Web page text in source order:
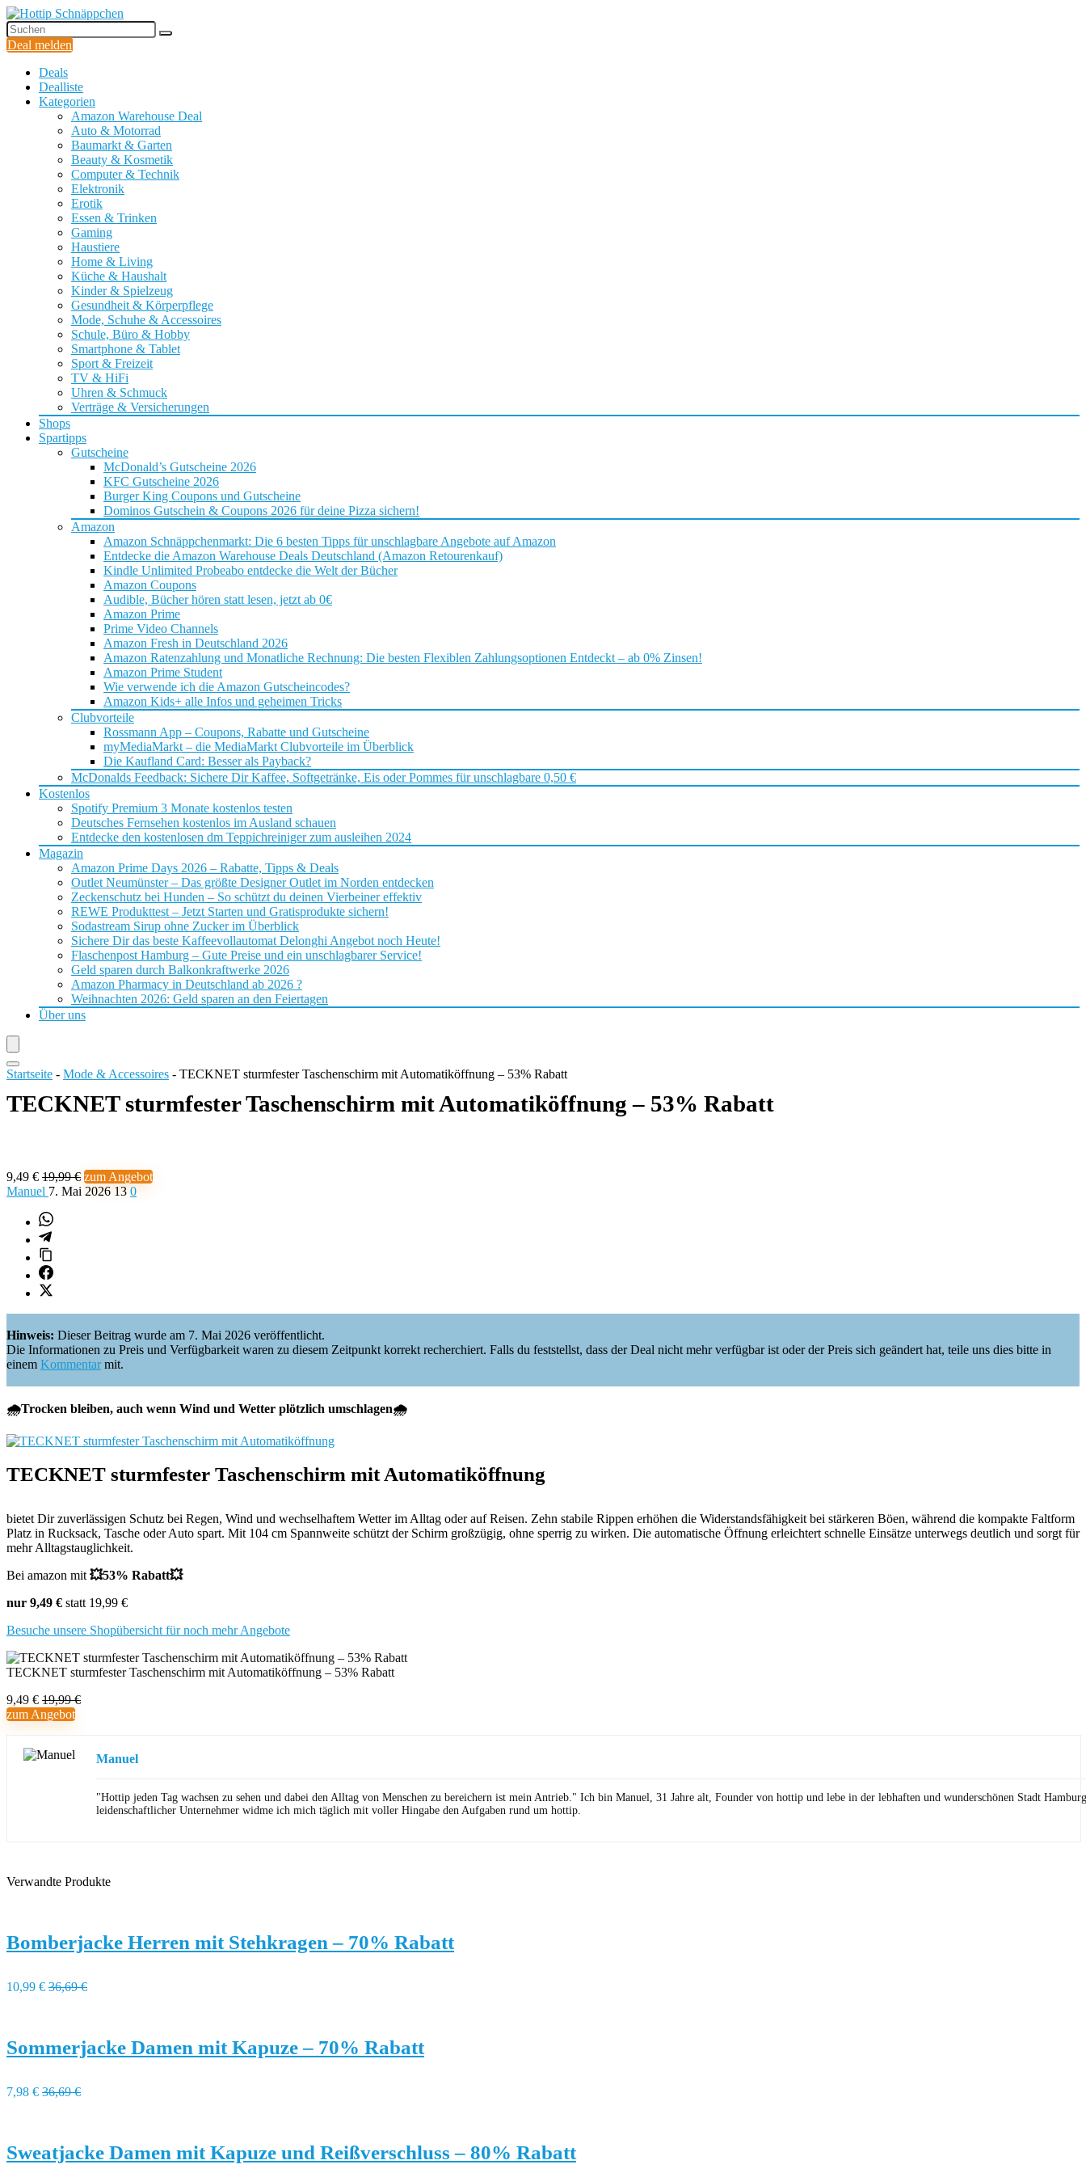
Deal melden
Deals
Dealliste
Kategorien
Amazon Warehouse Deal
Auto & Motorrad
Baumarkt & Garten
Beauty & Kosmetik
Computer & Technik
Elektronik
Erotik
Essen & Trinken
Gaming
Haustiere
Home & Living
Küche & Haushalt
Kinder & Spielzeug
Gesundheit & Körperpflege
Mode, Schuhe & Accessoires
Schule, Büro & Hobby
Smartphone & Tablet
Sport & Freizeit
TV & HiFi
Uhren & Schmuck
Verträge & Versicherungen
Shops
Spartipps
Gutscheine
McDonald’s Gutscheine 2026
KFC Gutscheine 2026
Burger King Coupons und Gutscheine
Dominos Gutschein & Coupons 2026 für deine Pizza sichern!
Amazon
Amazon Schnäppchenmarkt: Die 6 besten Tipps für unschlagbare Angebote auf Amazon
Entdecke die Amazon Warehouse Deals Deutschland (Amazon Retourenkauf)
Kindle Unlimited Probeabo entdecke die Welt der Bücher
Amazon Coupons
Audible, Bücher hören statt lesen, jetzt ab 0€
Amazon Prime
Prime Video Channels
Amazon Fresh in Deutschland 2026
Amazon Ratenzahlung und Monatliche Rechnung: Die besten Flexiblen Zahlungsoptionen Entdeckt – ab 0% Zinsen!
Amazon Prime Student
Wie verwende ich die Amazon Gutscheincodes?
Amazon Kids+ alle Infos und geheimen Tricks
Clubvorteile
Rossmann App – Coupons, Rabatte und Gutscheine
myMediaMarkt – die MediaMarkt Clubvorteile im Überblick
Die Kaufland Card: Besser als Payback?
McDonalds Feedback: Sichere Dir Kaffee, Softgetränke, Eis oder Pommes für unschlagbare 0,50 €
Kostenlos
Spotify Premium 3 Monate kostenlos testen
Deutsches Fernsehen kostenlos im Ausland schauen
Entdecke den kostenlosen dm Teppichreiniger zum ausleihen 2024
Magazin
Amazon Prime Days 2026 – Rabatte, Tipps & Deals
Outlet Neumünster – Das größte Designer Outlet im Norden entdecken
Zeckenschutz bei Hunden – So schützt du deinen Vierbeiner effektiv
REWE Produkttest – Jetzt Starten und Gratisprodukte sichern!
Sodastream Sirup ohne Zucker im Überblick
Sichere Dir das beste Kaffeevollautomat Delonghi Angebot noch Heute!
Flaschenpost Hamburg – Gute Preise und ein unschlagbarer Service!
Geld sparen durch Balkonkraftwerke 2026
Amazon Pharmacy in Deutschland ab 2026 ?
Weihnachten 2026: Geld sparen an den Feiertagen
Über uns
Startseite - Mode & Accessoires - TECKNET sturmfester Taschenschirm mit Automatiköffnung – 53% Rabatt
TECKNET sturmfester Taschenschirm mit Automatiköffnung – 53% Rabatt
9,49 € 19,99 € zum Angebot
Manuel 7. Mai 2026 13 0
Hinweis: Dieser Beitrag wurde am 7. Mai 2026 veröffentlicht.
Die Informationen zu Preis und Verfügbarkeit waren zu diesem Zeitpunkt korrekt recherchiert. Falls du feststellst, dass der Deal nicht mehr verfügbar ist oder der Preis sich geändert hat, teile uns dies bitte in
einem Kommentarmit.
🌧️Trocken bleiben, auch wenn Wind und Wetter plötzlich umschlagen🌧️
TECKNET sturmfester Taschenschirm mit Automatiköffnung
bietet Dir zuverlässigen Schutz bei Regen, Wind und wechselhaftem Wetter im Alltag oder auf Reisen. Zehn stabile Rippen erhöhen die Widerstandsfähigkeit bei stärkeren Böen, während die kompakte Faltform
Platz in Rucksack, Tasche oder Auto spart. Mit 104 cm Spannweite schützt der Schirm großzügig, ohne sperrig zu wirken. Die automatische Öffnung erleichtert schnelle Einsätze unterwegs deutlich und sorgt für
mehr Alltagstauglichkeit.
Bei amazon mit 💥53% Rabatt💥
nur 9,49 € statt 19,99 €
Besuche unsere Shopübersicht für noch mehr Angebote
TECKNET sturmfester Taschenschirm mit Automatiköffnung – 53% Rabatt
9,49 € 19,99 €
zum Angebot
Manuel
"Hottip jeden Tag wachsen zu sehen und dabei den Alltag von Menschen zu bereichern ist mein Antrieb." Ich bin Manuel, 31 Jahre alt, Founder von hottip und lebe in der lebhaften und wunderschönen Stadt
leidenschaftlicher Unternehmer widme ich mich täglich mit voller Hingabe den Aufgaben rund um hottip.
Verwandte Produkte
Bomberjacke Herren mit Stehkragen – 70% Rabatt
10,99 € 36,69 €
Sommerjacke Damen mit Kapuze – 70% Rabatt
7,98 € 36,69 €
Sweatjacke Damen mit Kapuze und Reißverschluss – 80% Rabatt